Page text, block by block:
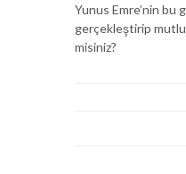
Yunus Emre’nin bu
gerçekleştirip
misiniz?